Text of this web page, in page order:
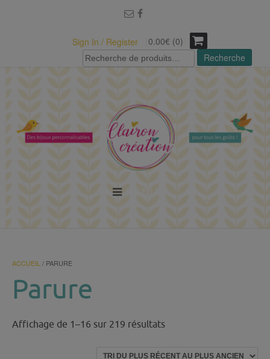
Sign In / Register
0.00€ (0)
Recherche
pour :
Recherche
ACCUEIL / PARURE
Parure
Affichage de 1–16 sur 219 résultatsTrié
plus